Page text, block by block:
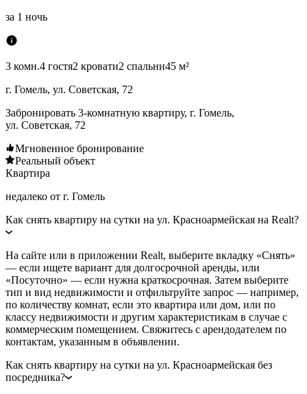
за 1 ночь
3 комн.4 гостя2 кровати2 спальни45 м²
г. Гомель, ул. Советская, 72
Забронировать 3-комнатную квартиру, г. Гомель,
ул. Советская, 72
Мгновенное бронирование
Реальный объект
Квартира
недалеко от г. Гомель
Как снять квартиру на сутки на ул. Красноармейская на Realt?
На сайте или в приложении Realt, выберите вкладку «Снять»
— если ищете вариант для долгосрочной аренды, или
«Посуточно» — если нужна краткосрочная. Затем выберите
тип и вид недвижимости и отфильтруйте запрос — например,
по количеству комнат, если это квартира или дом, или по
классу недвижимости и другим характеристикам в случае с
коммерческим помещением. Свяжитесь с арендодателем по
контактам, указанным в объявлении.
Как снять квартиру на сутки на ул. Красноармейская без
посредника?